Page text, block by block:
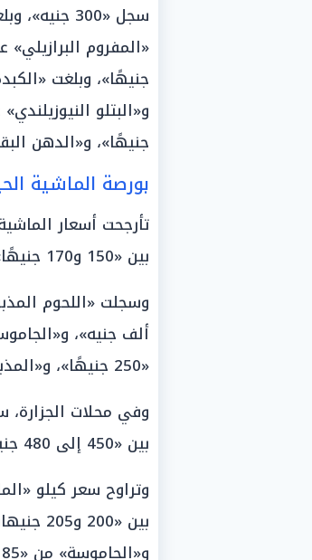
جنيهًا»، و«الدهن البقري» نحو
بورصة الماشية
تأرجحت أسعار
بين «150 و170 جنيهًا»، وبلغ «الكندوز القائم» ما بين «180 إلى 205 جنيهات».
«250 جنيهًا»، و«المذبوح» عند «390 جنيهًا»، و«الجملي الحي» عند «240 جنيهًا».
بين «450 إلى 480 جنيهًا».
وتراوح سعر كيلو